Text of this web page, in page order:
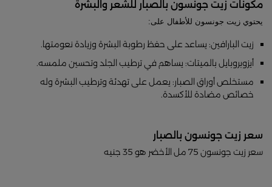
مكونات زيت جونسون بالصبار للشعر والبشرة
يحتوي زيت جونسون للأطفال على:
زيت البارافين: يساعد على حفظ رطوبة البشرة وزيادة نعومتها.
أيزوبروبايل بالميتات: يساهم في ترطيب الجلد وتحسين ملمسه.
مستخلص أوراق الصبار: يعمل على تهدئة وترطيب البشرة وله
خصائص مضادة للأكسدة.
سعر زيت جونسون بالصبار
سعر زيت جونسون 75 مل الأخضر هو 35 جنيه